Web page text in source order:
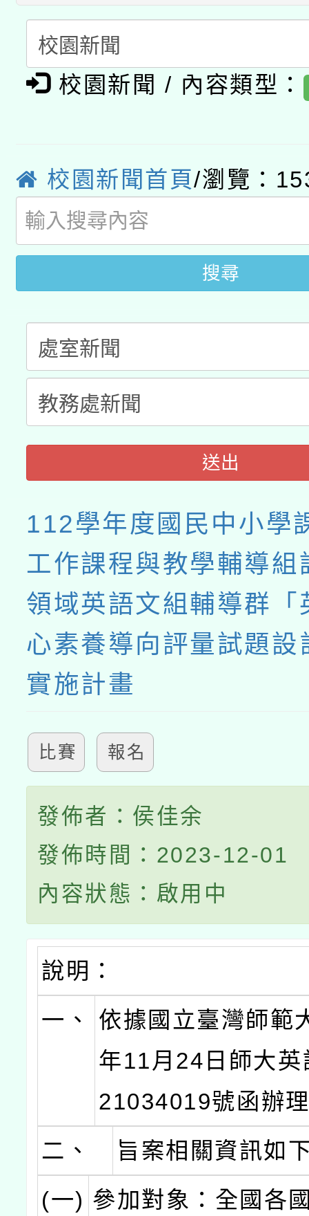
礎課程
A3數位素養講師名單
「數位內容與教學軟體
pilot」
有關大陸委員會函釋公
用水績優單位及節水達
動」
桃園市孔廟祈福系列
開 智慧啟航」
2026年桃園地景藝術
校園新聞 / 內容類型：
校園新聞首頁/瀏覽：
搜尋
送出
112學年度國民中小學
工作課程與教學輔導組
領域英語文組輔導群「
心素養導向評量試題設
實施計畫
比賽 報名
發佈者：侯佳余
發佈時間：2023-12-01
內容狀態：啟用中
說明：
一、
依據國立臺灣師範
年11月24日師大
21034019號函辦
二、
旨案相關資訊如
(一) 參加對象：全國各